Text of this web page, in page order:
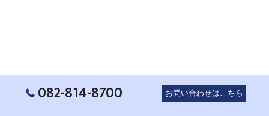
082-814-8700 お問い合わせはこちら